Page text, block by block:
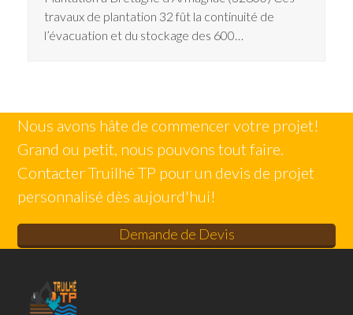
travaux de plantation 32 fût la continuité de
l’évacuation et du stockage des 600…
Nous avons hâte de commencer votre projet!
Grand ou petit, nous pouvons tout faire.
Contacter Truilhé TP pour un devis de projet
personnalisé dès aujourd'hui!
Demande de Devis